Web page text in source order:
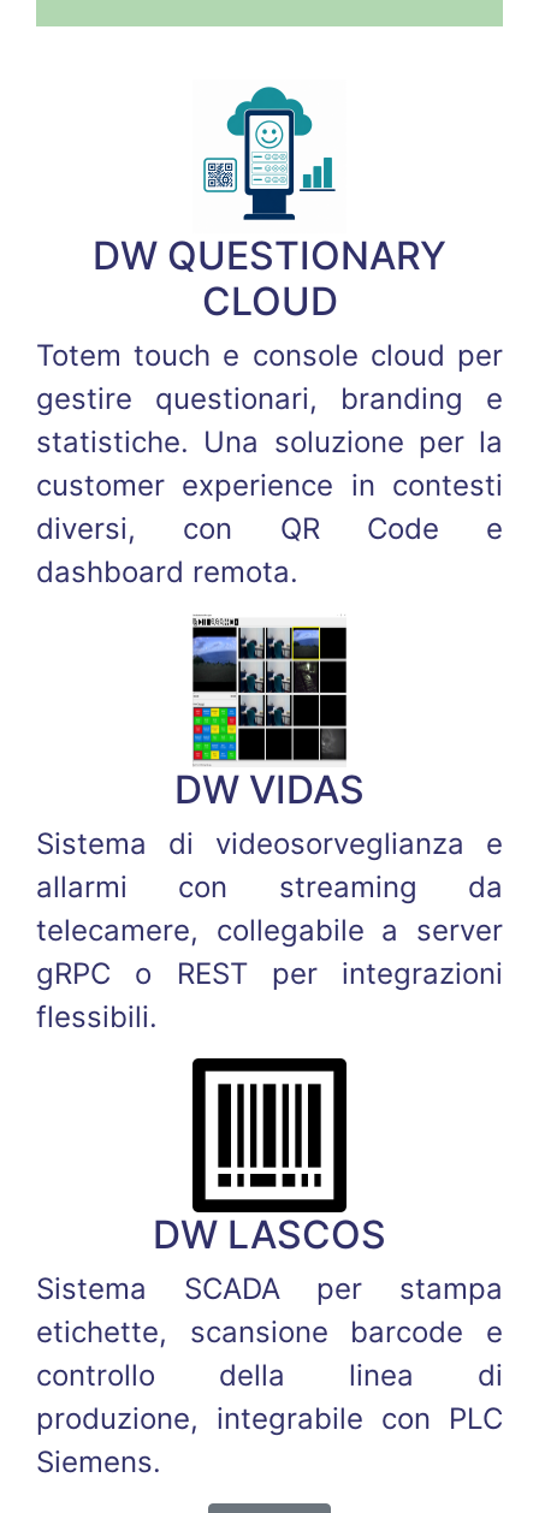
DW QUESTIONARY
CLOUD
Totem touch e console cloud per
gestire questionari, branding e
statistiche. Una soluzione per la
customer experience in contesti
diversi, con QR Code e
dashboard remota.
DW VIDAS
Sistema di videosorveglianza e
allarmi con streaming da
telecamere, collegabile a server
gRPC o REST per integrazioni
flessibili.
DW LASCOS
Sistema SCADA per stampa
etichette, scansione barcode e
controllo della linea di
produzione, integrabile con PLC
Siemens.